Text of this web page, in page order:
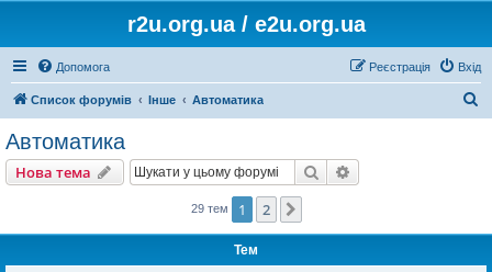
r2u.org.ua / e2u.org.ua
Допомога Вхід
Реєстрація
Список форумів Інше Автоматика
Автоматика
Нова тема Пошук
29 тем 1 2
Тем